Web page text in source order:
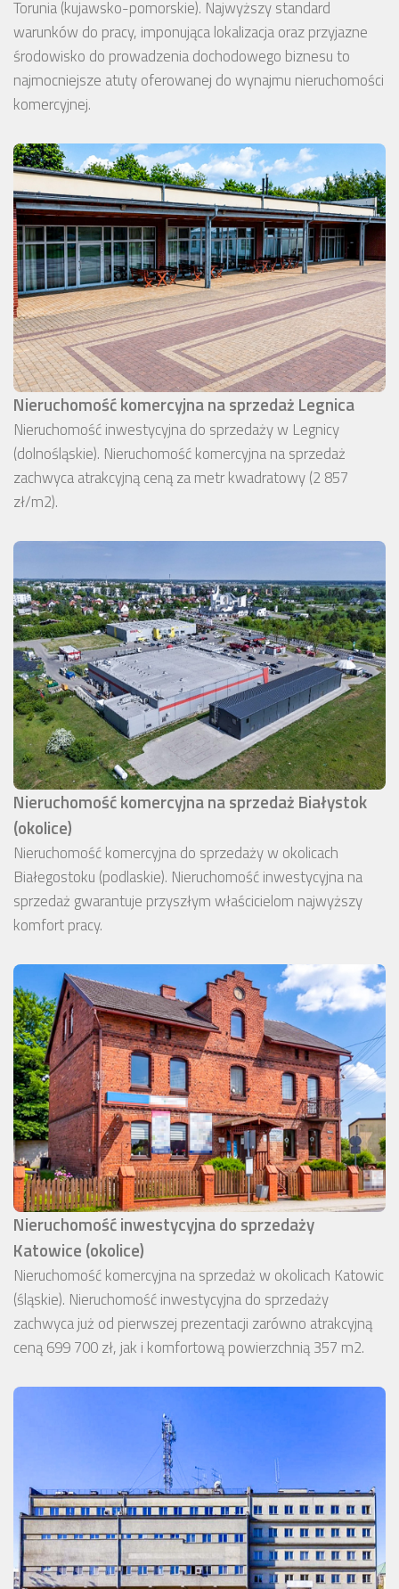
Torunia (kujawsko-pomorskie). Najwyższy standard
warunków do pracy, imponująca lokalizacja oraz przyjazne
środowisko do prowadzenia dochodowego biznesu to
najmocniejsze atuty oferowanej do wynajmu nieruchomości
komercyjnej.
Nieruchomość komercyjna na sprzedaż Legnica
Nieruchomość inwestycyjna do sprzedaży w Legnicy
(dolnośląskie). Nieruchomość komercyjna na sprzedaż
zachwyca atrakcyjną ceną za metr kwadratowy (2 857
zł/m2).
Nieruchomość komercyjna na sprzedaż Białystok
(okolice)
Nieruchomość komercyjna do sprzedaży w okolicach
Białegostoku (podlaskie). Nieruchomość inwestycyjna na
sprzedaż gwarantuje przyszłym właścicielom najwyższy
komfort pracy.
Nieruchomość inwestycyjna do sprzedaży
Katowice (okolice)
Nieruchomość komercyjna na sprzedaż w okolicach Katowic
(śląskie). Nieruchomość inwestycyjna do sprzedaży
zachwyca już od pierwszej prezentacji zarówno atrakcyjną
ceną 699 700 zł, jak i komfortową powierzchnią 357 m2.